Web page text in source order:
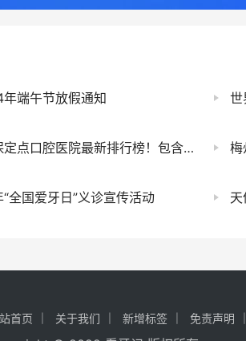
端午节放假通知 世
立/私立口腔医院，解读最新口腔医保项目！（附种植牙/牙齿矫正/牙齿修复价格表） 梅
全国爱牙日”义诊宣传活动
首页 关于我们 新增标签 免责声明